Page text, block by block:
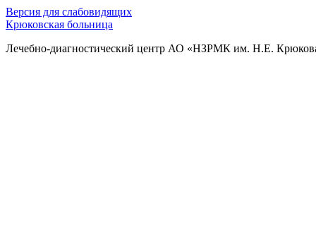
Версия для слабовидящих
Крюковская больница
Лечебно-диагностический центр АО «НЗРМК им. Н.Е.